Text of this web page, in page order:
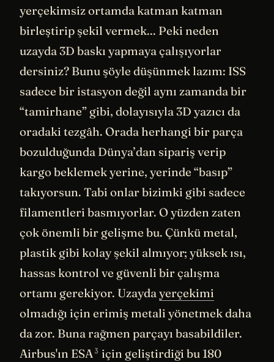
yerçekimsiz ortamda katman katman
birleştirip şekil vermek... Peki neden
uzayda 3D baskı yapmaya çalışıyorlar
dersiniz? Bunu şöyle düşünmek lazım: ISS
sadece bir istasyon değil aynı zamanda bir
“tamirhane” gibi, dolayısıyla 3D yazıcı da
oradaki tezgâh. Orada herhangi bir parça
bozulduğunda Dünya’dan sipariş verip
kargo beklemek yerine, yerinde “basıp”
takıyorsun. Tabi onlar bizimki gibi sadece
filamentleri basmıyorlar. O yüzden zaten
çok önemli bir gelişme bu. Çünkü metal,
plastik gibi kolay şekil almıyor; yüksek ısı,
hassas kontrol ve güvenli bir çalışma
ortamı gerekiyor. Uzaydayerçekimi
olmadığı için erimiş metali yönetmek daha
da zor. Buna rağmen parçayı basabildiler.
Airbus'ın ESA3 için geliştirdiği bu 180